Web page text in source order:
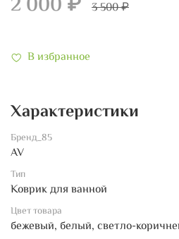
3 500 ₽
В избранное
Характеристики
Бренд_85
AV
Тип
Коврик для ванной
Цвет товара
бежевый, белый, светло-